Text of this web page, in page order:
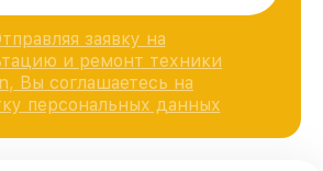
заявку на
и ремонт техники
Вы соглашаетесь на
персональных данных